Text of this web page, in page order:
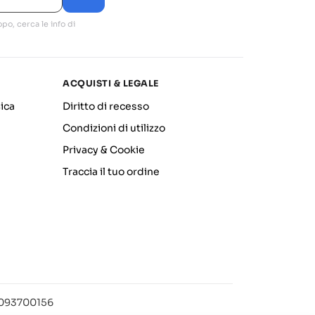
cerca le info di
ACQUISTI & LEGALE
Diritto di recesso
Condizioni di utilizzo
Privacy & Cookie
Traccia il tuo ordine